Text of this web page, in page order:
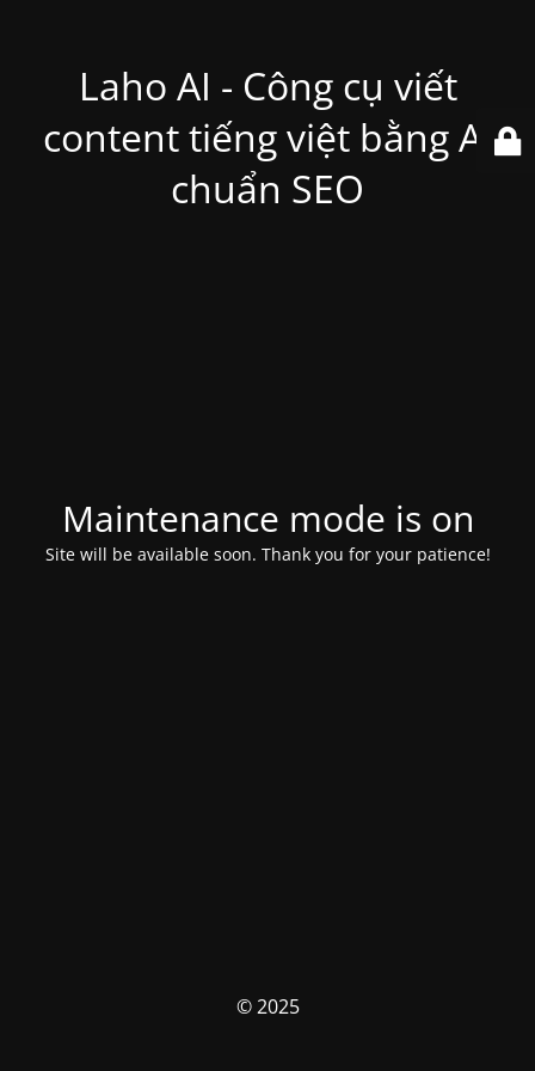
Laho AI - Công cụ viết
content tiếng việt bằng Ai
chuẩn SEO
Maintenance mode is on
Site will be available soon. Thank you for your patience!
© 2025